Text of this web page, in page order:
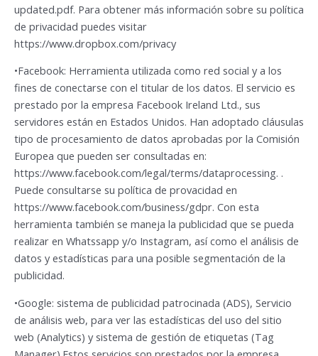
updated.pdf. Para obtener más información sobre su política
de privacidad puedes visitar
https://www.dropbox.com/privacy
•Facebook: Herramienta utilizada como red social y a los
fines de conectarse con el titular de los datos. El servicio es
prestado por la empresa Facebook Ireland Ltd., sus
servidores están en Estados Unidos. Han adoptado cláusulas
tipo de procesamiento de datos aprobadas por la Comisión
Europea que pueden ser consultadas en:
https://www.facebook.com/legal/terms/dataprocessing. .
Puede consultarse su política de provacidad en
https://www.facebook.com/business/gdpr. Con esta
herramienta también se maneja la publicidad que se pueda
realizar en Whatssapp y/o Instagram, así como el análisis de
datos y estadísticas para una posible segmentación de la
publicidad.
•Google: sistema de publicidad patrocinada (ADS), Servicio
de análisis web, para ver las estadísticas del uso del sitio
web (Analytics) y sistema de gestión de etiquetas (Tag